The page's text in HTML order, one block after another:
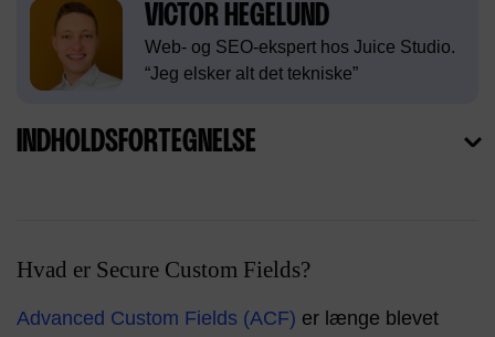
VICTOR HEGELUND
Web- og SEO-ekspert hos Juice Studio.
“Jeg elsker alt det tekniske”
INDHOLDSFORTEGNELSE
Hvad er Secure Custom Fields?
Advanced Custom Fields (ACF) er længe blevet